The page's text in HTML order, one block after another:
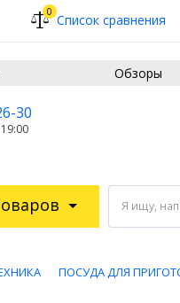
0 Список сравнения
Обзоры
30
Я ищу,
ПОСУДА ДЛЯ